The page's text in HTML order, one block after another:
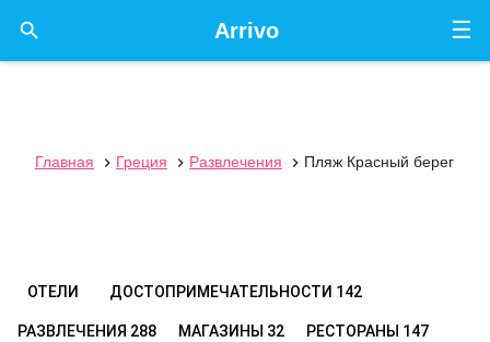
☰
Arrivo

Главная  Греция  Развлечения  Пляж Красный берег
ОТЕЛИ ДОСТОПРИМЕЧАТЕЛЬНОСТИ 142
РАЗВЛЕЧЕНИЯ 288 МАГАЗИНЫ 32 РЕСТОРАНЫ 147